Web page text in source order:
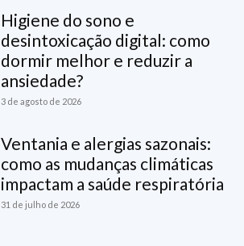
Higiene do sono e
desintoxicação digital: como
dormir melhor e reduzir a
ansiedade?
3 de agosto de 2026
Ventania e alergias sazonais:
como as mudanças climáticas
impactam a saúde respiratória
31 de julho de 2026